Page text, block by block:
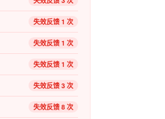
失效反馈 1 次
失效反馈 1 次
失效反馈 1 次
失效反馈 3 次
失效反馈 8 次